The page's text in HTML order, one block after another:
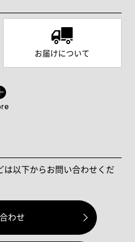
お届けについて
は以下からお問い合わせくだ
わせ